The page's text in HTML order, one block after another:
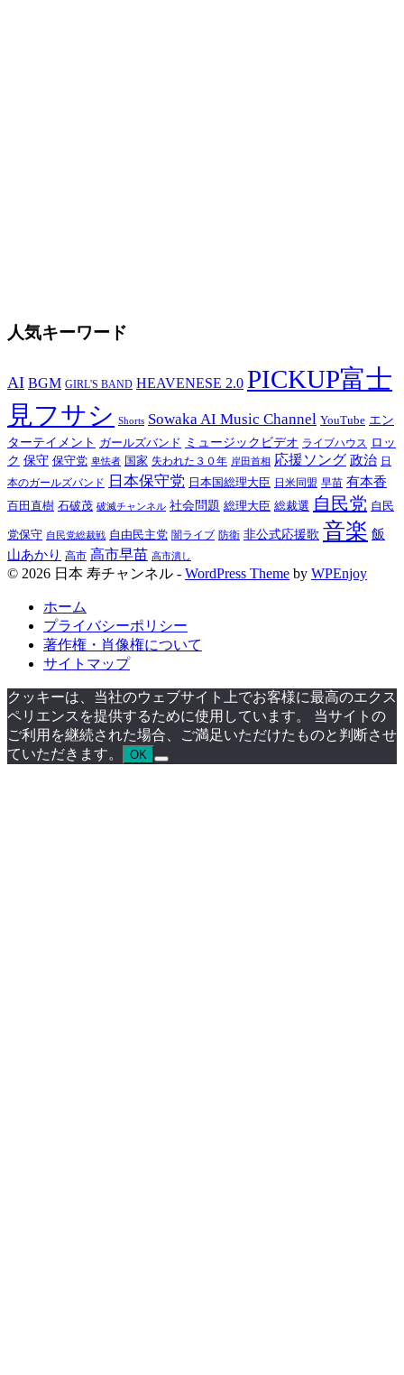
人気キーワード
AI BGM GIRL'S BAND HEAVENESE 2.0 PICKUP富士
見フサシ Shorts Sowaka AI Music Channel YouTube エン
ターテイメント ガールズバンド ミュージックビデオ ライブハウス ロッ
ク 保守 保守党 卑怯者 国家 失われた３０年 岸田首相 応援ソング 政治 日
本のガールズバンド
日本保守党 日本国総理大臣 日米同盟 早苗 有本香
百田直樹 石破茂 破滅チャンネル 社会問題 総理大臣 総裁選 自民党 自民
党保守 自民党総裁戦 自由民主党 闇ライブ 防衛 非公式応援歌 音楽 飯
山あかり 高市 高市早苗 高市潰し
© 2026 日本 寿チャンネル - WordPress Theme by WPEnjoy
ホーム
プライバシーポリシー
著作権・肖像権について
サイトマップ
クッキーは、当社のウェブサイト上でお客様に最高のエクス
ペリエンスを提供するために使用しています。 当サイトの
ご利用を継続された場合、ご満足いただけたものと判断させ
ていただきます。
OK